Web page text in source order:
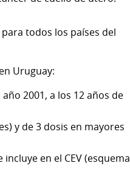
todos los países del
Uruguay:
2001, a los 12 años de
y de 3 dosis en mayores
en el CEV (esquema